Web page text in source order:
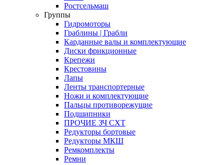
Ростсельмаш
Группы
Гидромоторы
Граблины | Грабли
Карданные валы и комплектующие
Диски фрикционные
Крепежи
Крестовины
Лапы
Ленты транспортерные
Ножи и комплектующие
Пальцы противорежущие
Подшипники
ПРОЧИЕ ЗЧ СХТ
Редукторы бортовые
Редукторы МКШ
Ремкомплекты
Ремни